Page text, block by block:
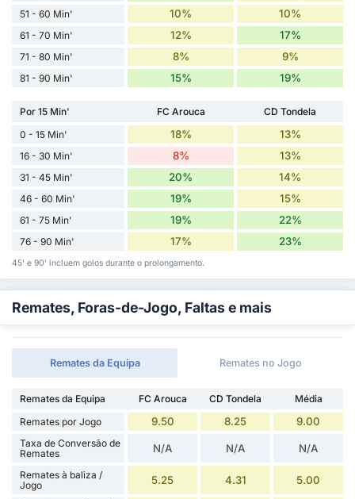
51 - 60 Min' 10% 10%
61 - 70 Min' 12% 17%
71 - 80 Min' 8% 9%
81 - 90 Min' 15% 19%
Por 15 Min' FC Arouca
CD Tondela
0 - 15 Min'
18% 13%
16 - 30 Min' 8% 13%
31 - 45 Min' 20% 14%
46 - 60 Min' 19% 15%
61 - 75 Min' 19% 22%
76 - 90 Min' 17% 23%
45' e 90' incluem golos durante o prolongamento.
Remates, Foras-de-Jogo, Faltas e mais
Remates da Equipa Remates no Jogo
Remates da Equipa FC Arouca CD Tondela
Média
Remates por Jogo
9.50 8.25 9.00
Taxa de Conversão de
Remates
N/A N/A N/A
Remates à baliza /
Jogo
5.25 4.31 5.00